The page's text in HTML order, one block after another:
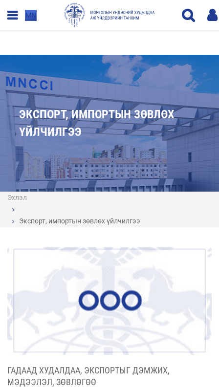
MN
ЭКСПОРТ, ИМПОРТЫН ЗӨВЛӨХ
ҮЙЛЧИЛГЭЭ
Эхлэл
Экспорт, импортын зөвлөх үйлчилгээ
ГАДААД ХУДАЛДАА, ЭКСПОРТЫГ ДЭМЖИХ,
МЭДЭЭЛЭЛ, ЗӨВЛӨГӨӨ